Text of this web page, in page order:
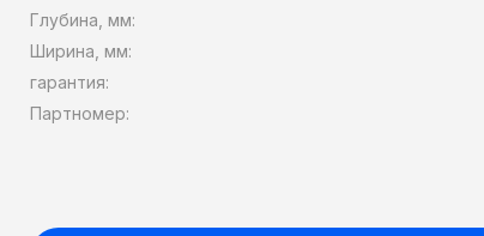
Глубина, мм:
Ширина, мм:
гарантия:
Партномер: